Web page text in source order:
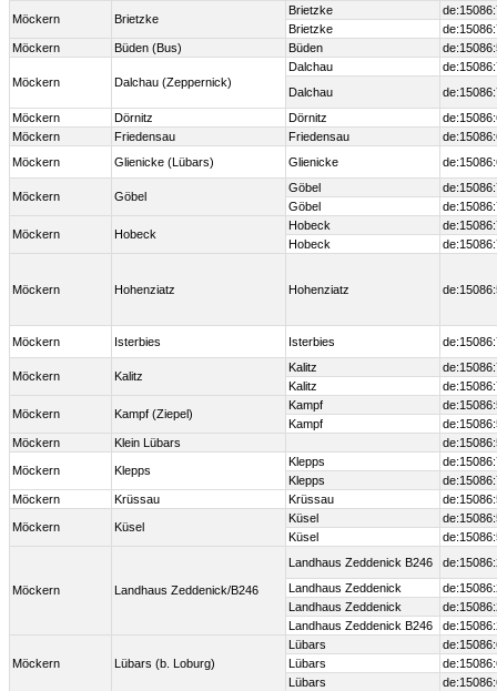
Möckern Brietzke
Brietzke
Brietzke
Möckern
Büden (Bus) Büden
Möckern Dalchau (Zeppernick)
Dalchau
Dalchau
Möckern
Dörnitz Dörnitz
Möckern
Friedensau Friedensau
Möckern
Glienicke (Lübars) Glienicke
Möckern Göbel
Göbel
Göbel
Möckern Hobeck
Hobeck
Hobeck
Möckern Hohenziatz Hohenziatz
Möckern Isterbies Isterbies
Möckern Kalitz
Kalitz
Kalitz
Möckern Kampf (Ziepel)
Kampf
Kampf
Möckern
Klein Lübars
Möckern Klepps
Klepps
Klepps
Möckern
Krüssau Krüssau
Möckern Küsel
Küsel
Küsel
Möckern Landhaus Zeddenick/B246
Landhaus Zeddenick B246
Landhaus Zeddenick
Landhaus Zeddenick
Landhaus Zeddenick B246
Möckern Lübars (b. Loburg)
Lübars
Lübars
Lübars